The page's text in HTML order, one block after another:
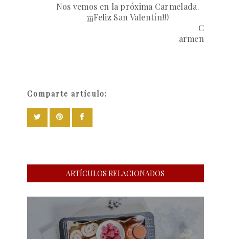
Nos vemos en la próxima Carmelada.
¡¡¡Feliz San Valentín!!!
C
armen
Comparte artículo:
ARTÍCULOS RELACIONADOS